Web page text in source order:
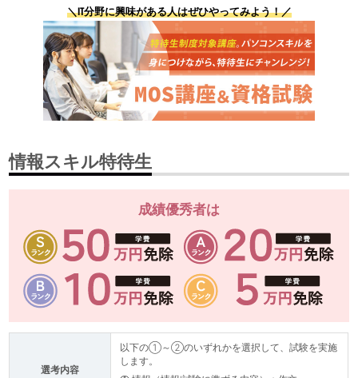
＼IT分野に興味がある人はぜひやってみよう！／
情報スキル特待生
成績優秀者は
選考内容
以下の①～②のいずれかを選択して、試験を実施
します。